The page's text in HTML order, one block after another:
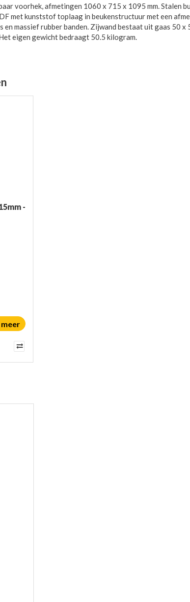
voorhek, afmetingen 1060 x 715 x 1095 mm. Stalen
met kunststof toplaag in beukenstructuur met een
en massief rubber banden. Zijwand bestaat uit gaas 50
eigen gewicht bedraagt 50.5 kilogram.
-
meer